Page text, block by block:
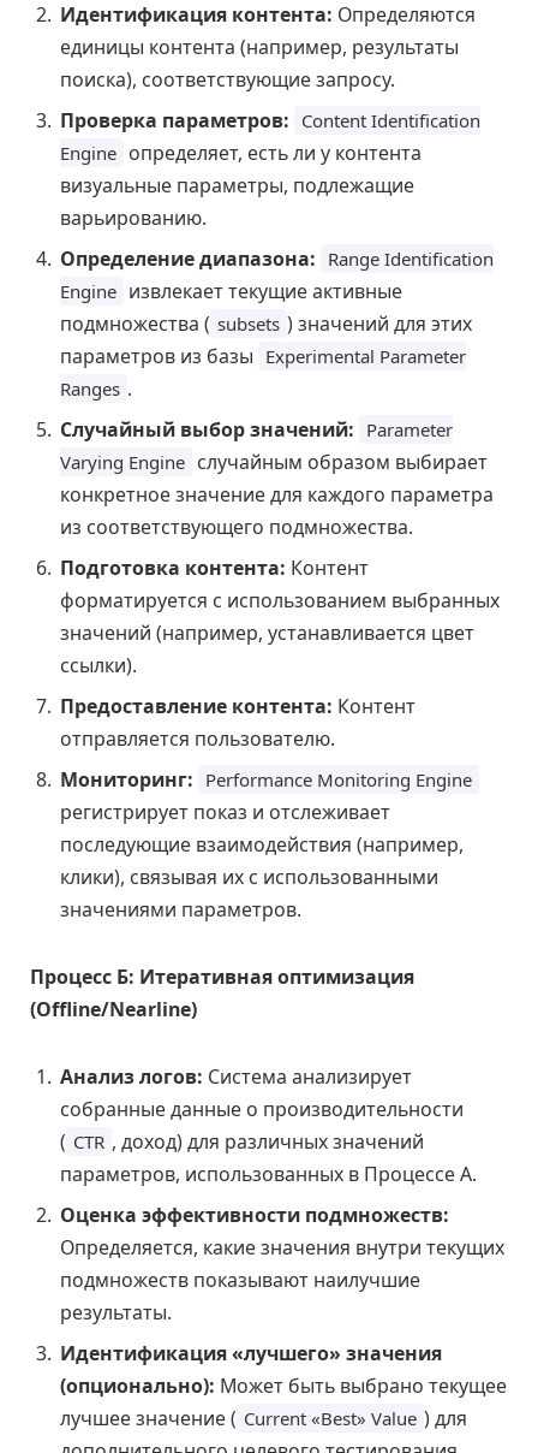
Идентификация контента: Определяются
единицы контента (например, результаты
поиска), соответствующие запросу.
Проверка параметров: Content Identification
Engine определяет, есть ли у контента
визуальные параметры, подлежащие
варьированию.
Определение диапазона: Range Identification
Engine извлекает текущие активные
подмножества ( subsets ) значений для этих
параметров из базы Experimental Parameter
Ranges .
Случайный выбор значений: Parameter
Varying Engine случайным образом выбирает
конкретное значение для каждого параметра
из соответствующего подмножества.
Подготовка контента: Контент
форматируется с использованием выбранных
значений (например, устанавливается цвет
ссылки).
Предоставление контента: Контент
отправляется пользователю.
Мониторинг: Performance Monitoring Engine
регистрирует показ и отслеживает
последующие взаимодействия (например,
клики), связывая их с использованными
значениями параметров.
Процесс Б: Итеративная оптимизация
(Offline/Nearline)
Анализ логов: Система анализирует
собранные данные о производительности
( CTR , доход) для различных значений
параметров, использованных в Процессе А.
Оценка эффективности подмножеств:
Определяется, какие значения внутри текущих
подмножеств показывают наилучшие
результаты.
Идентификация «лучшего» значения
(опционально): Может быть выбрано текущее
лучшее значение ( Current «Best» Value ) для